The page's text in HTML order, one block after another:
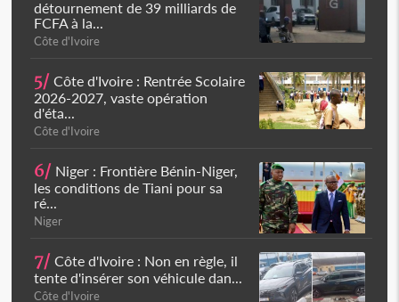
détournement de 39 milliards de
FCFA à la...
Côte d'Ivoire
5/ Côte d'Ivoire : Rentrée Scolaire
2026-2027, vaste opération
d'éta...
Côte d'Ivoire
6/ Niger : Frontière Bénin-Niger,
les conditions de Tiani pour sa
ré...
Niger
7/ Côte d'Ivoire : Non en règle, il
tente d'insérer son véhicule dan...
Côte d'Ivoire